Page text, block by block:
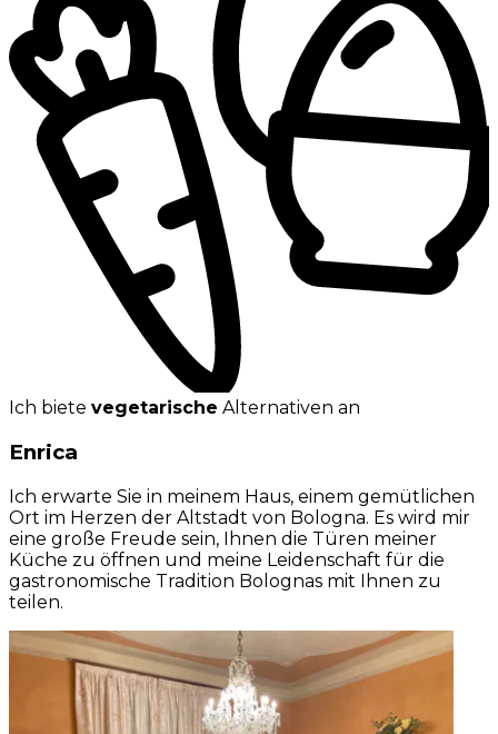
Ich biete vegetarische Alternativen an
Enrica
Ich erwarte Sie in meinem Haus, einem gemütlichen
Ort im Herzen der Altstadt von Bologna. Es wird mir
eine große Freude sein, Ihnen die Türen meiner
Küche zu öffnen und meine Leidenschaft für die
gastronomische Tradition Bolognas mit Ihnen zu
teilen.